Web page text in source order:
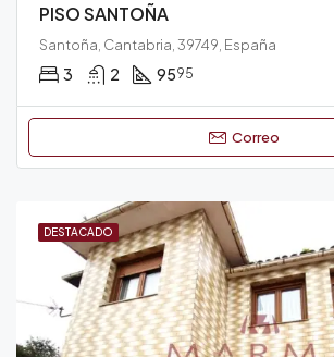
PISO SANTOÑA
Santoña, Cantabria, 39749, España
3 2 9595
Correo
DESTACADO